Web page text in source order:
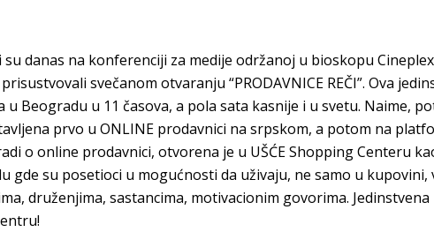
danas na konferenciji za medije održanoj u bioskopu
svečanom otvaranju “PRODAVNICE REČI”. Ova
u Beogradu u 11 časova, a pola sata kasnije i u svetu. Naime,
prvo u ONLINE prodavnici na srpskom, a potom na
o online prodavnici, otvorena je u UŠĆE Shopping Centeru
gde su posetioci u mogućnosti da uživaju, ne samo u
druženjima, sastancima, motivacionim govorima.